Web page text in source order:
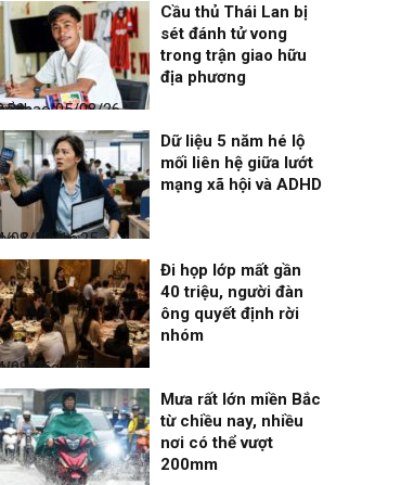
thao
08:39
Cầu thủ Thái Lan bị
sét đánh tử vong
trong trận giao hữu
địa phương
& Ngẫm
08/26, 16:25
Dữ liệu 5 năm hé lộ
mối liên hệ giữa lướt
mạng xã hội và ADHD
sống 24h
08/26, 14:47
Đi họp lớp mất gần
40 triệu, người đàn
ông quyết định rời
nhóm
Mưa rất lớn miền Bắc
từ chiều nay, nhiều
nơi có thể vượt
200mm